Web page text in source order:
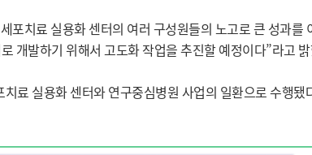
치료 실용화 센터의 여러 구성원들의 노고로 큰 성과를
개발하기 위해서 고도화 작업을 추진할 예정이다”라고
료 실용화 센터와 연구중심병원 사업의 일환으로 수행됐